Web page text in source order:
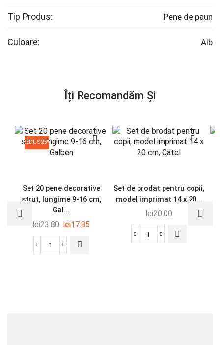
Tip Produs: Pene de paun
Culoare: Alb
Îți Recomandăm Și
REDUS25%
Set 20 pene decorative
strut, lungime 9-16 cm,
Gal...
lei23.80 lei17.85
Set de brodat pentru copii,
model imprimat 14 x 20...
lei20.00